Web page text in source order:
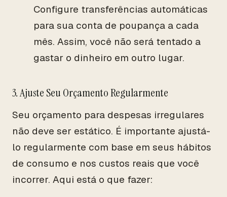
Configure transferências automáticas
para sua conta de poupança a cada
mês. Assim, você não será tentado a
gastar o dinheiro em outro lugar.
3. Ajuste Seu Orçamento Regularmente
Seu orçamento para despesas irregulares
não deve ser estático. É importante ajustá-
lo regularmente com base em seus hábitos
de consumo e nos custos reais que você
incorrer. Aqui está o que fazer: